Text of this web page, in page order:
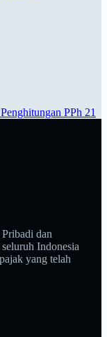
PPh 21
Pribadi dan
Indonesia
yang telah